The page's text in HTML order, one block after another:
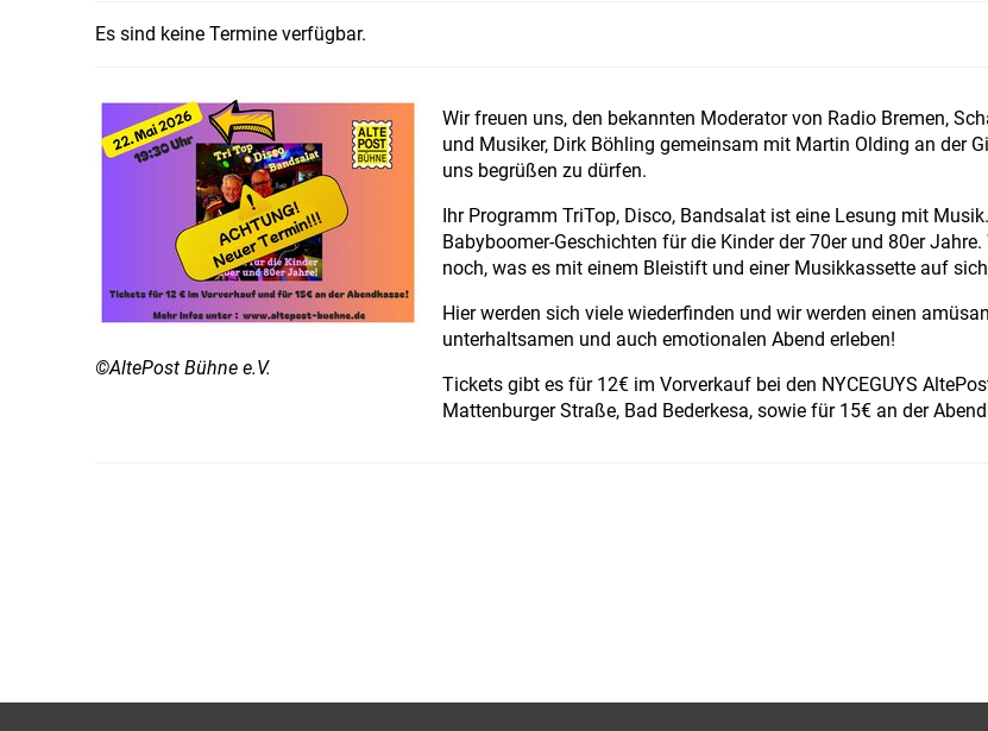
Es sind keine Termine verfügbar.
©AltePost Bühne e.V.
Wir freuen uns, den bekannten Moderator von Radio Bremen,
und Musiker, Dirk Böhling gemeinsam mit Martin Olding an der
uns begrüßen zu dürfen.
Ihr Programm TriTop, Disco, Bandsalat ist eine Lesung mit
Babyboomer-Geschichten für die Kinder der 70er und 80er Jahre.
noch, was es mit einem Bleistift und einer Musikkassette auf
Hier werden sich viele wiederfinden und wir werden einen
unterhaltsamen und auch emotionalen Abend erleben!
Tickets gibt es für 12€ im Vorverkauf bei den NYCEGUYS
Mattenburger Straße, Bad Bederkesa, sowie für 15€ an der